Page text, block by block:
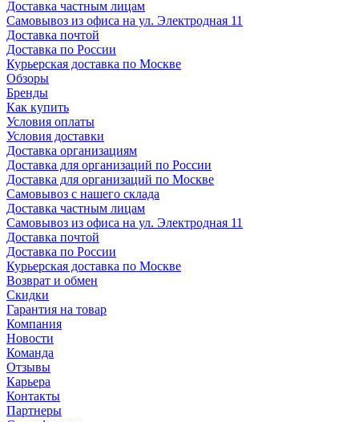
Доставка частным лицам
Самовывоз из офиса на ул. Электродная 11
Доставка почтой
Доставка по России
Курьерская доставка по Москве
Обзоры
Бренды
Как купить
Условия оплаты
Условия доставки
Доставка организациям
Доставка для организаций по России
Доставка для организаций по Москве
Самовывоз с нашего склада
Доставка частным лицам
Самовывоз из офиса на ул. Электродная 11
Доставка почтой
Доставка по России
Курьерская доставка по Москве
Возврат и обмен
Скидки
Гарантия на товар
Компания
Новости
Команда
Отзывы
Карьера
Контакты
Партнеры